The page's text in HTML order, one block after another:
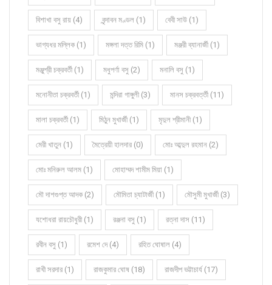
বিশাখা বসু রায় (4) বৃন্দাবন মণ্ডল (1) বেবী সাউ (1)
ভাগ্যধর মল্লিক (1) মঙ্গলা দত্ত রিমি (1) মঞ্জরী ব্যানার্জী (1)
মঞ্জুশ্রী চক্রবর্তী (1) মধুপর্ণা বসু (2) মনালি বসু (1)
মনোনীতা চক্রবর্তী (1) মন্দিরা গাঙ্গুলী (3) মানস চক্রবর্ত্তী (11)
মালা চক্রবর্তী (1) মিঠুন মুখার্জী (1) মৃদুল শ্রীমানী (1)
মেরী খাতুন (1) মৈত্রেয়ী হালদার (0) মোঃ আব্দুল রহমান (2)
মোঃ মনিরুল আলম (1) মোহাম্মদ শামীম মিয়া (1)
মৌ দাশগুপ্ত আদক (2) মৌমিতা চ্যাটার্জী (1) মৌসুমী মুখার্জী (3)
যশোধরা রায়চৌধুরী (1) রঞ্জনা বসু (1) রত্না দাস (11)
রবীন বসু (1) রমেশ দে (4) রহিত ঘোষাল (4)
রাখী সরদার (1) রাজকুমার ঘোষ (18) রাজদীপ ভট্টাচার্য (17)